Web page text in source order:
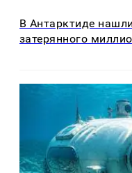
В Антарктиде
затерянного